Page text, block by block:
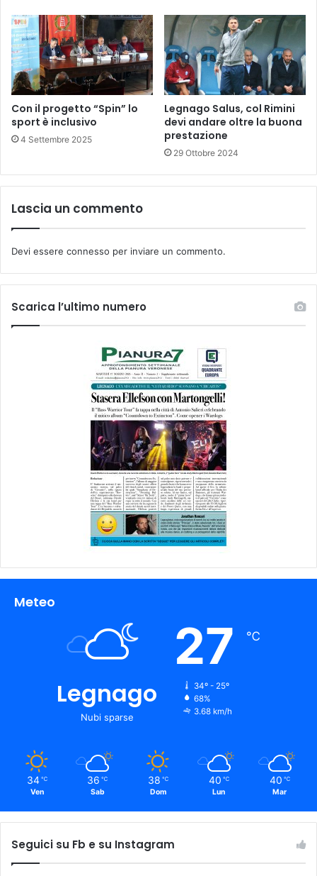
Con il progetto “Spin” lo
sport è inclusivo
4 Settembre 2025
Legnago Salus, col Rimini
devi andare oltre la buona
prestazione
29 Ottobre 2024
Lascia un commento
Devi essere connesso per inviare un commento.
Scarica l’ultimo numero
Meteo
Legnago
Nubi sparse
27 ℃
34º - 25º
68%
3.68 km/h
34 ℃
Ven
36 ℃
Sab
38 ℃
Dom
40 ℃
Lun
40 ℃
Mar
Seguici su Fb e su Instagram